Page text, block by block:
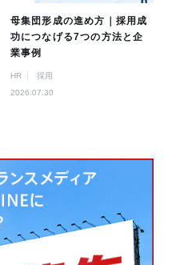
母集団形成の進め方｜採用成
功につなげる7つの方法と企
業事例
HR
採用
2026.07.30